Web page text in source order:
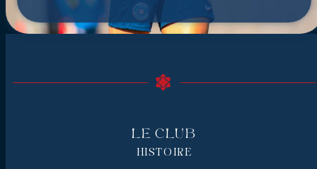
Le Club
HISTOIRE